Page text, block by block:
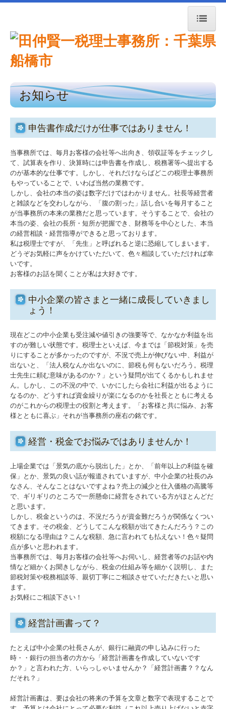
トップページ
事務所紹介
経営理念
交通案内
業務案内
料金について
関連リンク
リンク集
お問合せ
補助金・助成金・融資情報
関与先向け融資商品ご紹介
経営者お役立ち情報
経営者オススメ情報
Q&A経営相談
税務カレンダー
税務Q&A
社長メニューASP版
TKCシステムQ&A
経営革新等支援機関とは
経営改善オンデマンド講座
お知らせ
申告書作成だけが仕事ではありません！
当事務所では、毎月お客様の会社等へ出向き、領収証等をチェックし
て、試算表を作り、決算時には申告書を作成し、税務署等へ提出する
のが基本的な仕事です。しかし、それだけならばどこの税理士事務所
もやっていることで、いわば当然の業務です。
しかし、会社の本当の姿は数字だけではわかりません。社長等経営者
と雑談などを交わしながら、「腹の割った」話し合いを毎月すること
が当事務所の本来の業務だと思っています。そうすることで、会社の
本当の姿、会社の長所・短所が把握でき、財務等を中心とした、本当
の経営相談・経営指導ができると思っております。
私は税理士ですが、「先生」と呼ばれると逆に恐縮してしまいます。
どうぞお気軽に声をかけていただいて、色々相談していただければ幸
いです。
お客様のお話を聞くことが私は大好きです。
中小企業の皆さまと一緒に成長していきまし
ょう！
現在どこの中小企業も受注減や値引きの強要等で、なかなか利益を出
すのが難しい状態です。税理士といえば、今までは「節税対策」を売
りにすることが多かったのですが、不況で売上が伸びない中、利益が
出ないと、「法人税なんか出ないのに、節税も何もないだろう。税理
士先生に頼む意味があるのか？」という疑問が出てくるかもしれませ
ん。しかし、この不況の中で、いかにしたら会社に利益が出るように
なるのか、どうすれば資金繰りが楽になるのかを社長とともに考える
のがこれからの税理士の役割と考えます。「お客様と共に悩み、お客
様とともに喜ぶ」それが当事務所の座右の銘です。
経営・税金でお悩みではありませんか！
上場企業では「景気の底から脱出した」とか、「前年以上の利益を確
保」とか、景気の良い話が報道されていますが、中小企業の社長のみ
なさん、そんなことはないですよね？売上の減少と仕入価格の高騰等
で、ギリギリのところで一所懸命に経営をされている方がほとんどだ
と思います。
しかし、税金というのは、不況だろうが資金難だろうが関係なくつい
てきます。その税金、どうしてこんな税額が出てきたんだろう？この
税額になる理由は？こんな税額、急に言われても払えない！色々疑問
点が多いと思われます。
当事務所では、毎月お客様の会社等へお伺いし、経営者等のお話や内
情など細かくお聞きしながら、税金の仕組み等を細かく説明し、また
節税対策や税務相談等、親切丁寧にご相談させていただきたいと思い
ます。
お気軽にご相談下さい！
経営計画書って？
たとえば中小企業の社長さんが、銀行に融資の申し込みに行った
時・・銀行の担当者の方から「経営計画書を作成していないです
か？」と言われた方、いらっしゃいませんか？「経営計画書？？なん
だそれ？」
経営計画書は、要は会社の将来の予算を文章と数字で表現することで